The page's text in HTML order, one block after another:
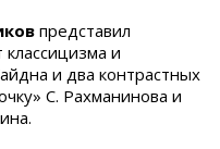
представил
и
и два контрастных
С. Рахманинова и